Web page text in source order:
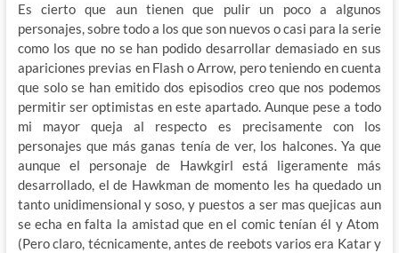
Es cierto que aun tienen que pulir un poco a algunos
personajes, sobre todo a los que son nuevos o casi para la serie
como los que no se han podido desarrollar demasiado en sus
apariciones previas en Flash o Arrow, pero teniendo en cuenta
que solo se han emitido dos episodios creo que nos podemos
permitir ser optimistas en este apartado. Aunque pese a todo
mi mayor queja al respecto es precisamente con los
personajes que más ganas tenía de ver, los halcones. Ya que
aunque el personaje de Hawkgirl está ligeramente más
desarrollado, el de Hawkman de momento les ha quedado un
tanto unidimensional y soso, y puestos a ser mas quejicas aun
se echa en falta la amistad que en el comic tenían él y Atom
(Pero claro, técnicamente, antes de reebots varios era Katar y